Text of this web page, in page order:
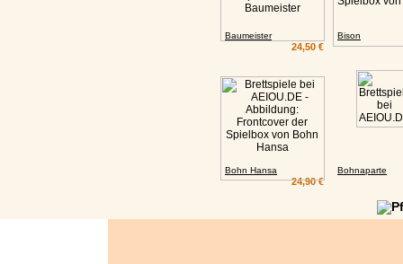
Baumeister
24,50 €
Bison
Bohn Hansa
24,90 €
Bohnaparte